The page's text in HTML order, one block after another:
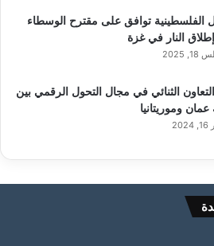
الفلسطينية توافق على مقترح الوسطاء
النار في غزة
2025
الثنائي في مجال التحول الرقمي بين
وموريتانيا